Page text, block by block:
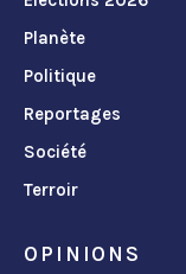
Planète
Politique
Reportages
Société
Terroir
OPINIONS